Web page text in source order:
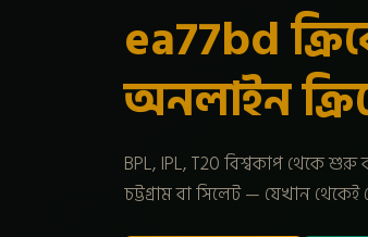
ea77bd
অনলাইন
BPL, IPL, T20 বিশ্বকাপ থেকে শুরু
চট্টগ্রাম বা সিলেট — যেখান